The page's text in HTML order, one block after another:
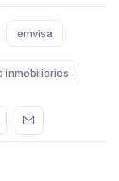
emvisa
inmobiliarios
on Twitter
Share this on GMail
Share this on